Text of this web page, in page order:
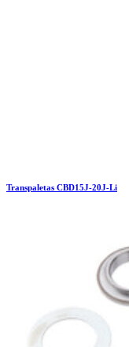
Transpaletas CBD15J-20J-Li